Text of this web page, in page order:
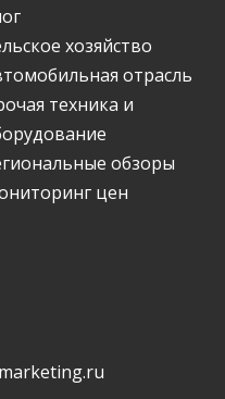
хозяйство
отрасль
техника и
обзоры
цен